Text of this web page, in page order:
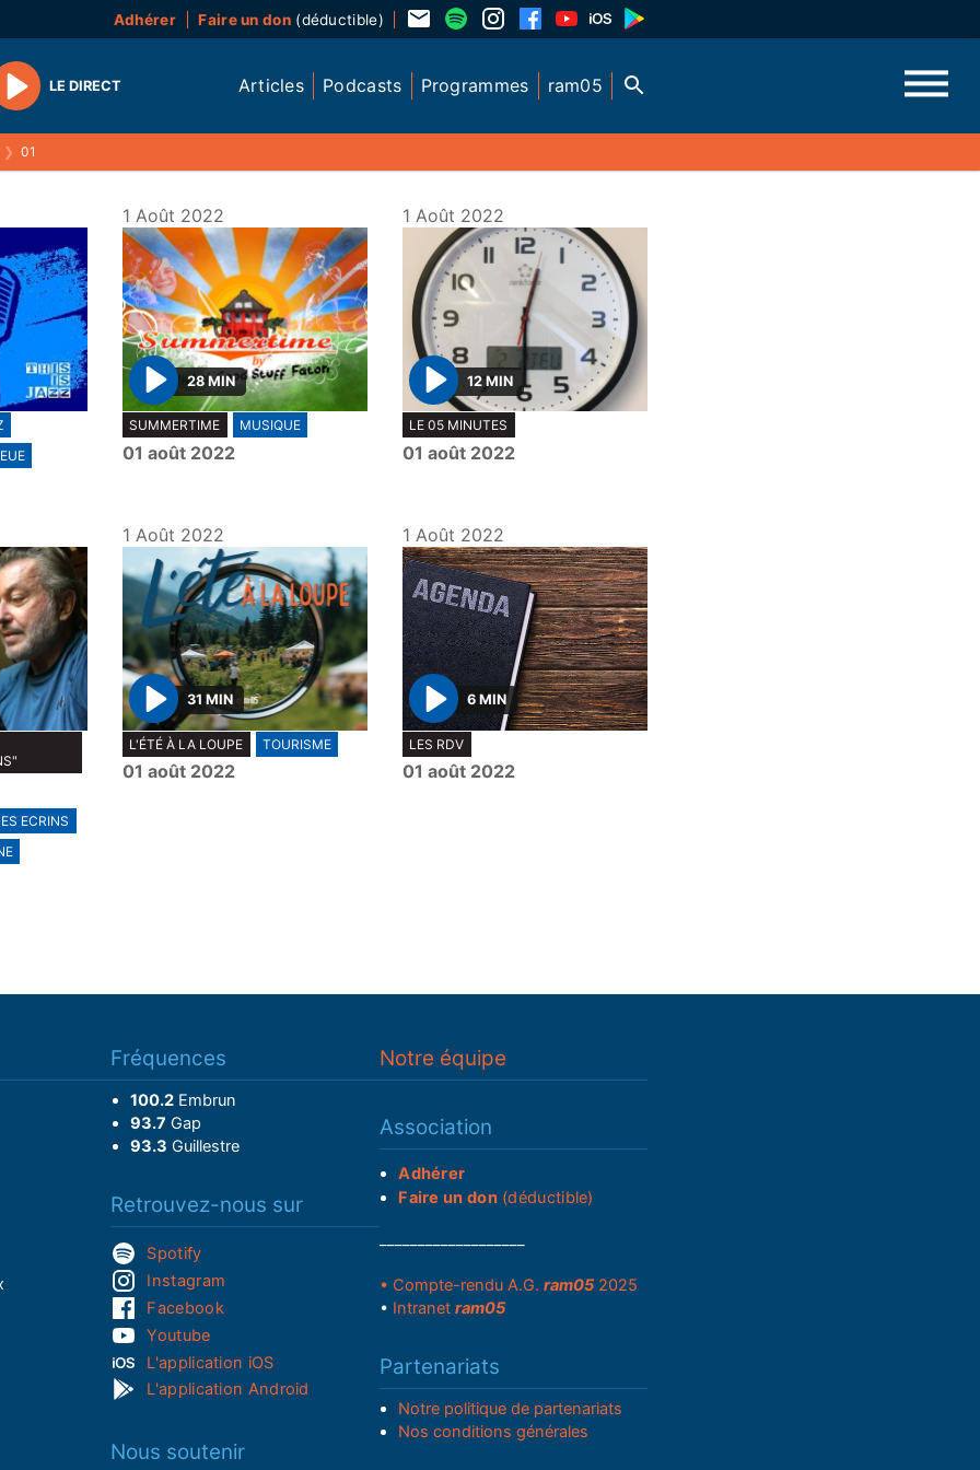
Adhérer Faire un don(déductible)
Play
LE DIRECT Articles Podcasts Programmes ram05
❯ 01
1 Août 2022
P
l
a
28 MIN
SUMMERTIME MUSIQUE
01 août 2022
1 Août 2022
P
l
a
12 MIN
LE 05 MINUTES
01 août 2022
ECRINS
1 Août 2022
P
l
a
31 MIN
L'ÉTÉ À LA LOUPE TOURISME
01 août 2022
1 Août 2022
P
l
a
6 MIN
LES RDV
01 août 2022
Fréquences
100.2Embrun
93.7 Gap
93.3 Guillestre
Retrouvez-nous sur
Spotify
Instagram
Facebook
Youtube
L'application iOS
L'application Android
Nous soutenir
Notre équipe
Association
Adhérer
Faire un don(déductible)
• Compte-rendu A.G. ram052025
• Intranet ram05
Partenariats
Notre politique de partenariats
Nos conditions générales